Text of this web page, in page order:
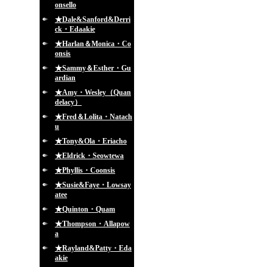
onsello
★Dale&Sanford&Derri
ck・Edaakie
★Harlan＆Monica・Co
onsis
★Sammy＆Esther・Gu
ardian
★Amy・Wesley（Quan
delacy）
★Fred＆Lolita・Natach
u
★Tony&Ola・Eriacho
★Eldrick・Seowtewa
★Phyllis・Coonsis
★Susie&Faye・Lowsay
atee
★Quinton・Quam
★Thompson・Allapow
a
★Rayland&Patty・Eda
akie